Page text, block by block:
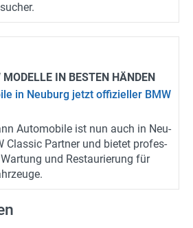
IN BES­TEN HÄN­DEN
in Neu­burg jetzt of­fi­zi­el­ler BMW
Au­to­mo­bi­le ist nun auch in Neu­
Clas­sic Part­ner und bie­tet pro­fes­
und Re­stau­rie­rung für